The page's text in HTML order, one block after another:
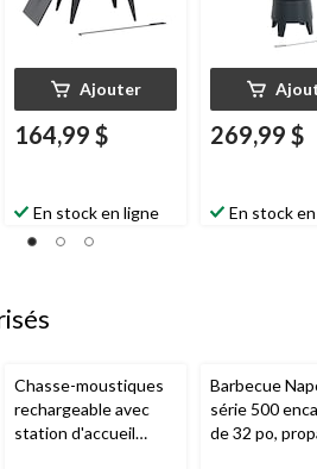
Ajouter
164,99 $
En stock en ligne
269,99 $
En stock
Chasse-moustiques
rechargeable avec
station d'accueil
Barbecue
série 500
de 32 po,